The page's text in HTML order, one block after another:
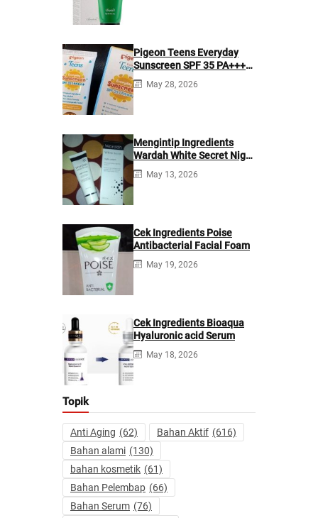
Pigeon Teens Everyday
Sunscreen SPF 35 PA+++
Ingredients
May 28, 2026
Mengintip Ingredients
Wardah White Secret Night
Cream
May 13, 2026
Cek Ingredients Poise
Antibacterial Facial Foam
May 19, 2026
Cek Ingredients Bioaqua
Hyaluronic acid Serum
May 18, 2026
Topik
Anti Aging (62) Bahan Aktif (616)
Bahan alami (130)
bahan kosmetik (61)
Bahan Pelembap (66)
Bahan Serum (76)